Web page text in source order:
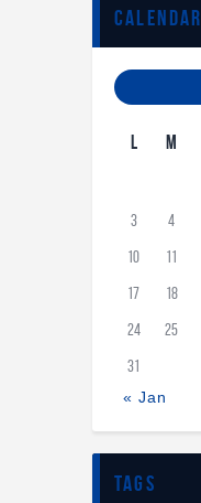
calendar
L M
3 4
10 11
17 18
24 25
31
« Jan
tags